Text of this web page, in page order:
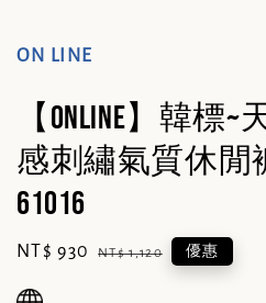
ON LINE
【ONLINE】韓
感刺繡氣質休閒
61016
Sale
NT$ 930 Regular
NT$ 1,120 優惠